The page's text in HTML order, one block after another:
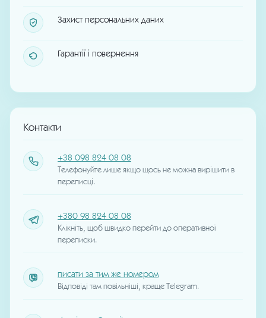
Захист персональних даних
Гарантії і повернення
Контакти
+38 098 824 08 08
Телефонуйте лише якщо щось не можна вирішити в
переписці.
+380 98 824 08 08
Клікніть, щоб швидко перейти до оперативної
переписки.
писати за тим же номером
Відповіді там повільніші, краще Telegram.